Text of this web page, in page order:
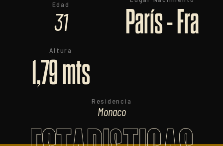
Edad
31 París - Fra
Altura
1,79 mts
Residencia
Monaco